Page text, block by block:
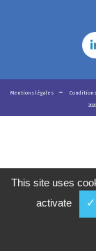
Mentions légales
2020
This site uses
activate
✓